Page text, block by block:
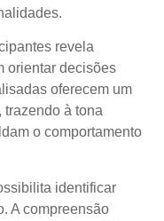
revela
orientar decisões
oferecem um
trazendo à tona
o comportamento
identificar
A compreensão